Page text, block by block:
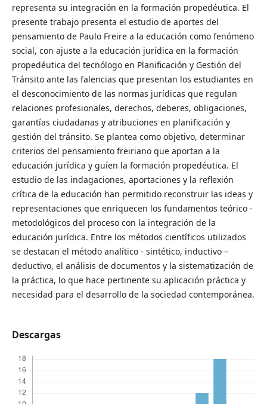
representa su integración en la formación propedéutica. El
presente trabajo presenta el estudio de aportes del
pensamiento de Paulo Freire a la educación como fenómeno
social, con ajuste a la educación jurídica en la formación
propedéutica del tecnólogo en Planificación y Gestión del
Tránsito ante las falencias que presentan los estudiantes en
el desconocimiento de las normas jurídicas que regulan
relaciones profesionales, derechos, deberes, obligaciones,
garantías ciudadanas y atribuciones en planificación y
gestión del tránsito. Se plantea como objetivo, determinar
criterios del pensamiento freiriano que aportan a la
educación jurídica y guíen la formación propedéutica. El
estudio de las indagaciones, aportaciones y la reflexión
crítica de la educación han permitido reconstruir las ideas y
representaciones que enriquecen los fundamentos teórico -
metodológicos del proceso con la integración de la
educación jurídica. Entre los métodos científicos utilizados
se destacan el método analítico - sintético, inductivo –
deductivo, el análisis de documentos y la sistematización de
la práctica, lo que hace pertinente su aplicación práctica y
necesidad para el desarrollo de la sociedad contemporánea.
Descargas